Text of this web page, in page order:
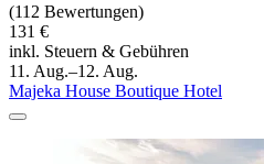
(112 Bewertungen)
131 €
inkl. Steuern & Gebühren
11. Aug.–12. Aug.
Majeka House Boutique Hotel